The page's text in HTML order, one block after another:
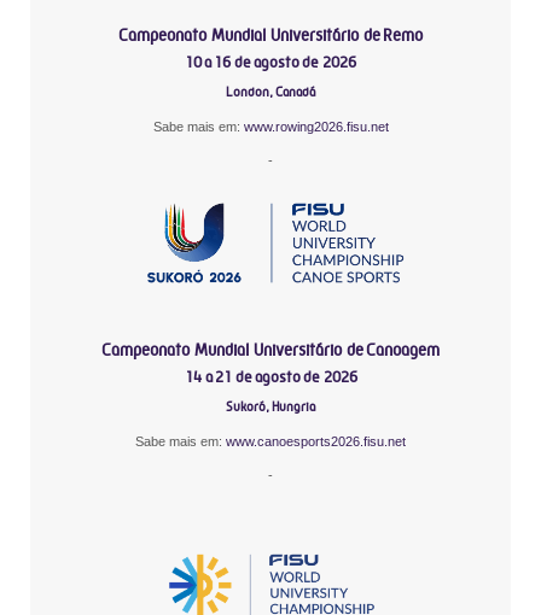
Campeonato Mundial Universitário de Remo
10 a 16 de agosto de 2026
London, Canadá
Sabe mais em: www.rowing2026.fisu.net
-
Campeonato Mundial Universitário de Canoagem
14 a 21 de agosto de 2026
Sukoró, Hungria
Sabe mais em: www.canoesports2026.fisu.net
-